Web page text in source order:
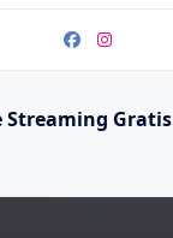
Streaming Gratis